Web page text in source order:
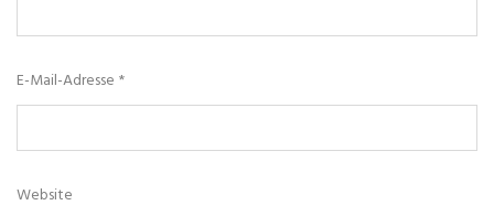
E-Mail-Adresse *
Website